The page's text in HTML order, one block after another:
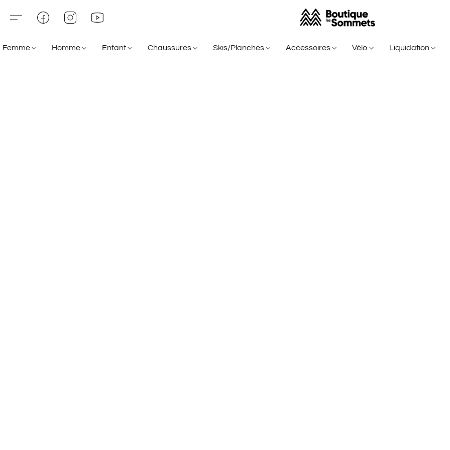
Femme Homme Enfant Chaussures Skis/Planches Accessoires Vélo Liquidation